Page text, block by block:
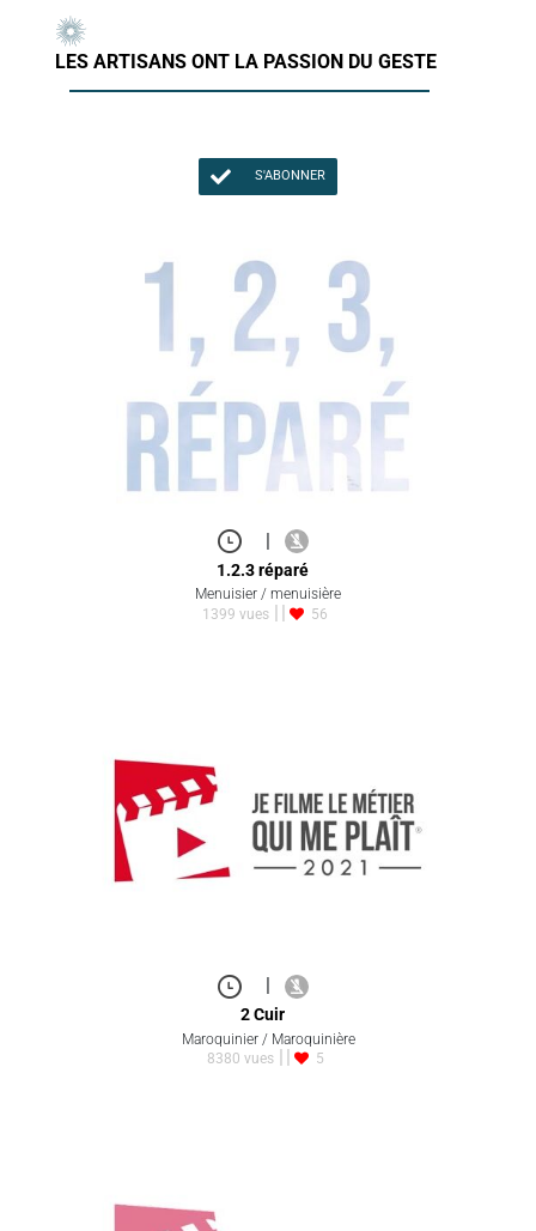
LES ARTISANS ONT LA PASSION DU GESTE
S'ABONNER
|
1.2.3 réparé
Menuisier / menuisière
1399 vues
56
|
2 Cuir
Maroquinier / Maroquinière
8380 vues
5